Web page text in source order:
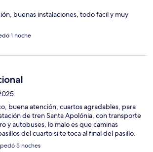
buenas instalaciones, todo facil y muy
1 noche
buena atención, cuartos agradables, para
de tren Santa Apolónia, con transporte
y autobuses, lo malo es que caminas
del cuarto si te toca al final del pasillo.
5 noches